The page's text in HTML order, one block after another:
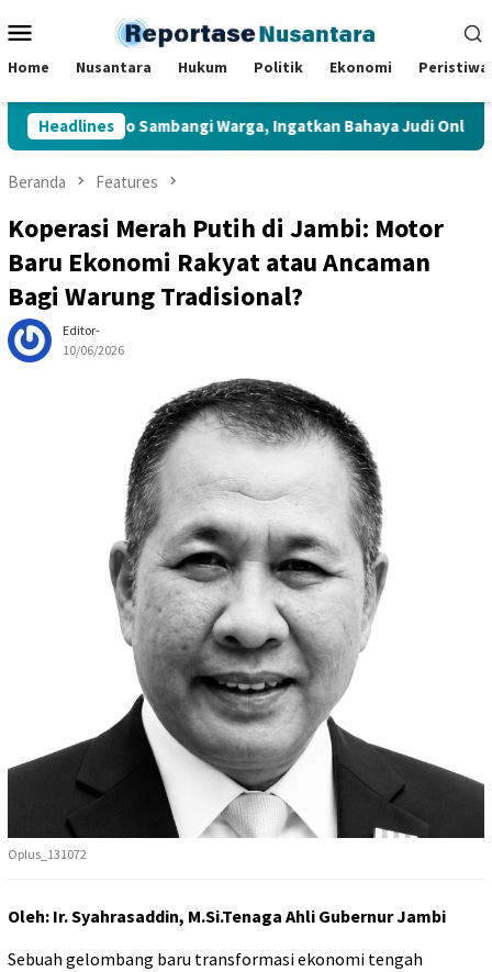
ke
Mobile
Home Nusantara Hukum Politik Ekonomi Peristiwa
Headlines
Sambangi Warga, Ingatkan Bahaya Judi Online dan
Beranda Features
Koperasi Merah Putih di Jambi: Motor
Baru Ekonomi Rakyat atau Ancaman
Bagi Warung Tradisional?
Editor-
10/06/2026
Oplus_131072
Oleh: Ir. Syahrasaddin, M.Si.Tenaga Ahli Gubernur Jambi
Sebuah gelombang baru transformasi ekonomi tengah